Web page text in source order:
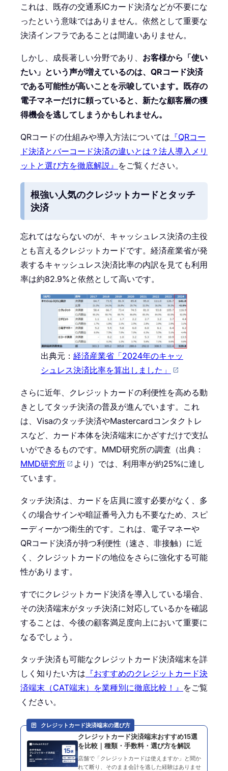
これは、既存の交通系ICカード決済などが不要にな
ったという意味ではありません。依然として重要な
決済インフラであることは間違いありません。
しかし、成長著しい分野であり、 お客様から「使い
たい」という声が増えているのは、QRコード決済
である可能性が高いことを示唆しています。既存の
電子マネーだけに頼っていると、新たな顧客層の獲
得機会を逃してしまうかもしれません。
QRコードの仕組みや導入方法については 『QRコー
ド決済とバーコード決済の違いとは？法人導入メリ
ットと選び方を徹底解説』 をご覧ください。
根強い人気のクレジットカードとタッチ
決済
忘れてはならないのが、キャッシュレス決済の主役
とも言えるクレジットカードです。経済産業省が発
表するキャッシュレス決済比率の内訳を見ても利用
率は約82.9%と依然として高いです。
出典元： 経済産業省「2024年のキャッ
シュレス決済比率を算出しました」
さらに近年、クレジットカードの利便性を高める動
きとしてタッチ決済の普及が進んでいます。これ
は、Visaのタッチ決済やMastercardコンタクトレ
スなど、カード本体を決済端末にかざすだけで支払
いができるものです。MMD研究所の調査（出典：
MMD研究所
より）では、利用率が約25%に達し
ています。
タッチ決済は、カードを店員に渡す必要がなく、多
くの場合サインや暗証番号入力も不要なため、スピ
ーディーかつ衛生的です。これは、電子マネーや
QRコード決済が持つ利便性（速さ、非接触）に近
く、クレジットカードの地位をさらに強化する可能
性があります。
すでにクレジットカード決済を導入している場合、
その決済端末がタッチ決済に対応しているかを確認
することは、今後の顧客満足度向上において重要に
なるでしょう。
タッチ決済も可能なクレジットカード決済端末を詳
しく知りたい方は 『おすすめのクレジットカード決
済端末（CAT端末）を業種別に徹底比較！』 をご覧
ください。
クレジットカード決済端末の選び方
クレジットカード決済端末おすすめ15選
を比較｜種類・手数料・選び方を解説
店舗で「クレジットカードは使えますか」と聞か
れて断り、そのまま会計を逃した経験はありませ